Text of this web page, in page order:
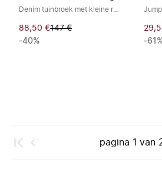
Denim tuinbroek met kleine roosjes
88,50 €147 €
-40%
-
pagina 1 van